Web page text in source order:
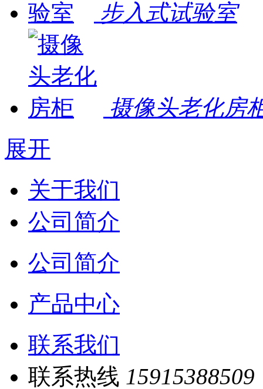
步入式试验室
摄像头老化房
展开
关于我们
公司简介
公司简介
产品中心
联系我们
联系热线 15915388509